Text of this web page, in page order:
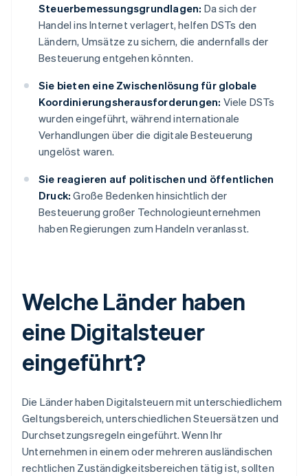
Steuerbemessungsgrundlagen: Da sich der
Handel ins Internet verlagert, helfen DSTs den
Ländern, Umsätze zu sichern, die andernfalls der
Besteuerung entgehen könnten.
Sie bieten eine Zwischenlösung für globale
Koordinierungsherausforderungen: Viele DSTs
wurden eingeführt, während internationale
Verhandlungen über die digitale Besteuerung
ungelöst waren.
Sie reagieren auf politischen und öffentlichen
Druck: Große Bedenken hinsichtlich der
Besteuerung großer Technologieunternehmen
haben Regierungen zum Handeln veranlasst.
Welche Länder haben
eine Digitalsteuer
eingeführt?
Die Länder haben Digitalsteuern mit unterschiedlichem
Geltungsbereich, unterschiedlichen Steuersätzen und
Durchsetzungsregeln eingeführt. Wenn Ihr
Unternehmen in einem oder mehreren ausländischen
rechtlichen Zuständigkeitsbereichen tätig ist, sollten